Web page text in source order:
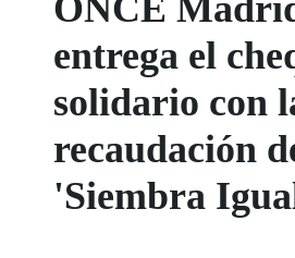
entrega el
solidario con
recaudación
'Siembra